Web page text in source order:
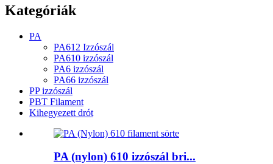
Kategóriák
PA
PA612 Izzószál
PA610 izzószál
PA6 izzószál
PA66 izzószál
PP izzószál
PBT Filament
Kihegyezett drót
PA (nylon) 610 izzószál bri...